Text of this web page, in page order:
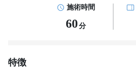
施術時間
60 分
特徴